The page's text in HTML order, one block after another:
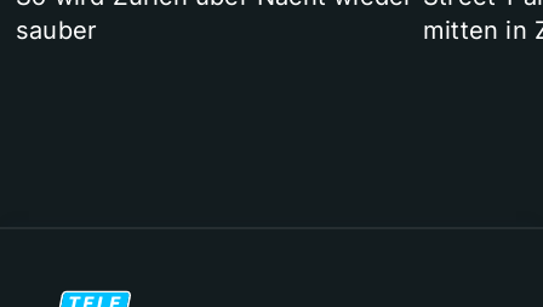
sauber
mitten in